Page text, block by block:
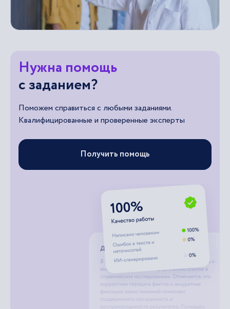
Нужна помощь
с заданием?
Поможем справиться с любыми заданиями.
Квалифицированные и проверенные эксперты
Получить помощь